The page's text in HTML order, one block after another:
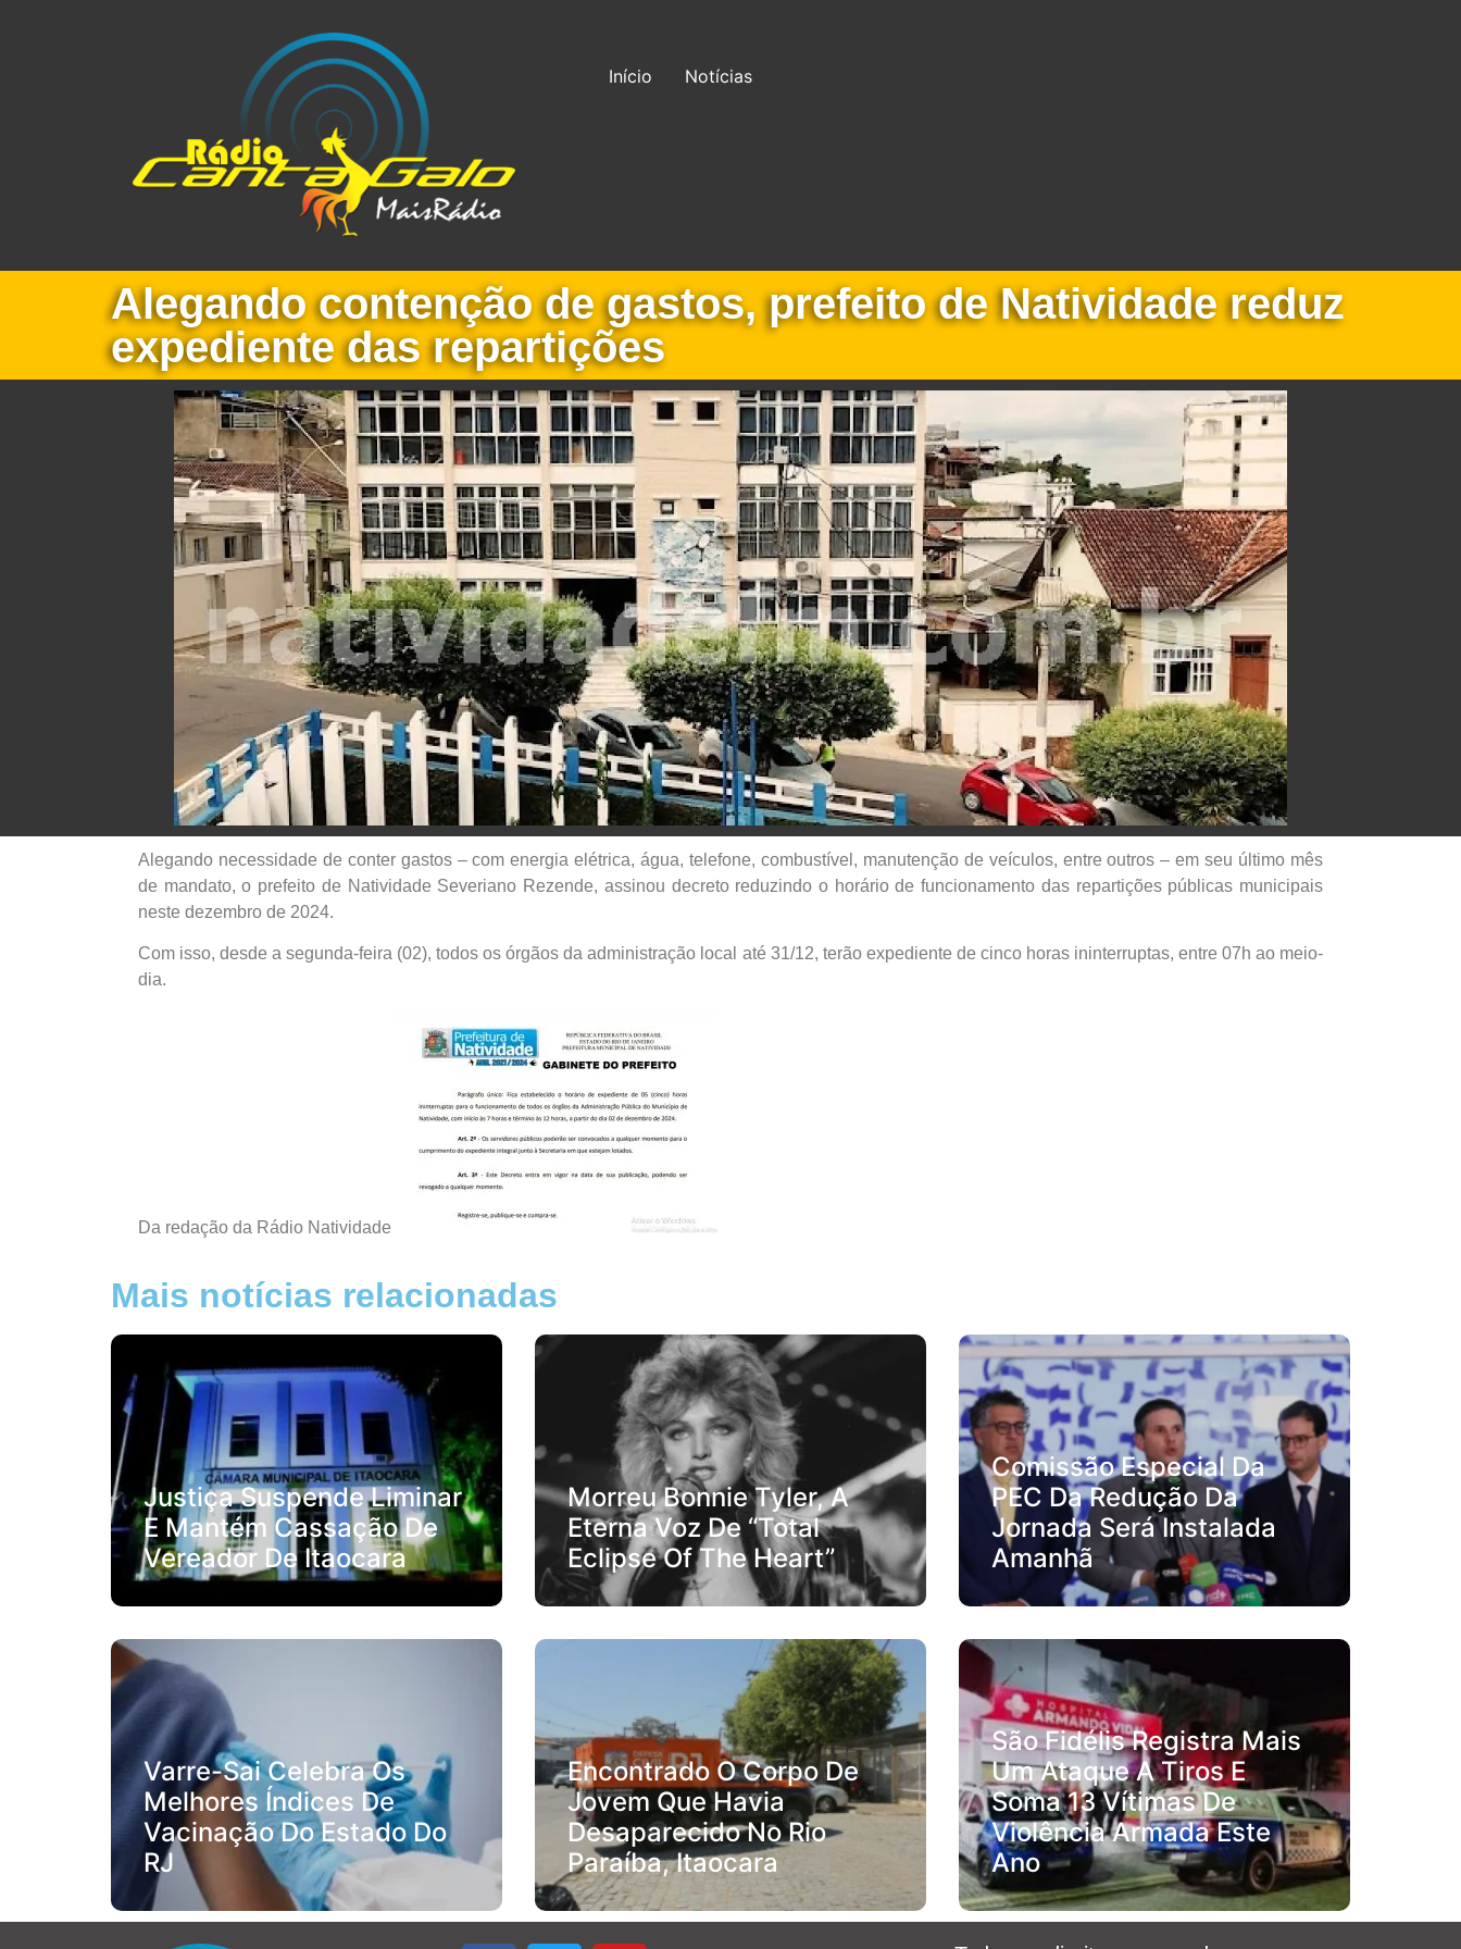
Início Notícias
Alegando contenção de gastos, prefeito de Natividade reduz
expediente das repartições
Alegando necessidade de conter gastos – com energia elétrica, água, telefone, combustível, manutenção de veículos, entre outros – em seu último mês
de mandato, o prefeito de Natividade Severiano Rezende, assinou decreto reduzindo o horário de funcionamento das repartições públicas municipais
neste dezembro de 2024.
Com isso, desde a segunda-feira (02), todos os órgãos da administração local até 31/12, terão expediente de cinco horas ininterruptas, entre 07h ao meio-
dia.
Da redação da Rádio Natividade
Mais notícias relacionadas
Justiça Suspende Liminar
E Mantém Cassação De
Vereador De Itaocara
Morreu Bonnie Tyler, A
Eterna Voz De “Total
Eclipse Of The Heart”
Comissão Especial Da
PEC Da Redução Da
Jornada Será Instalada
Amanhã
Varre-Sai Celebra Os
Melhores Índices De
Vacinação Do Estado Do
RJ
Encontrado O Corpo De
Jovem Que Havia
Desaparecido No Rio
Paraíba, Itaocara
São Fidélis Registra Mais
Um Ataque A Tiros E
Soma 13 Vítimas De
Violência Armada Este
Ano